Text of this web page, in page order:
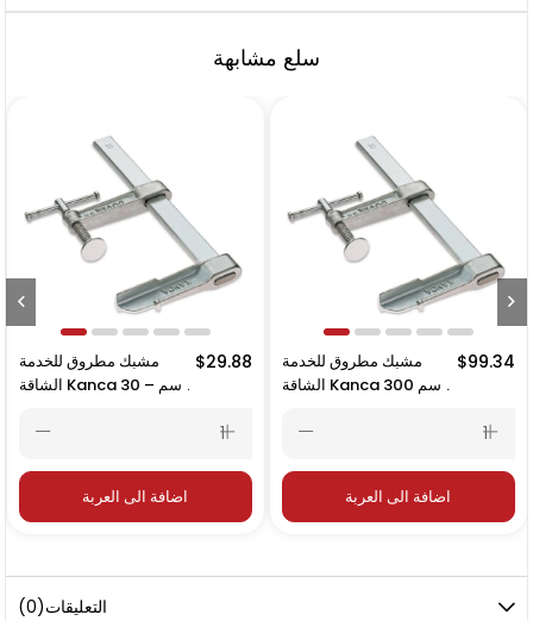
سلع مشابهة
مشبك مطروق للخدمة
الشاقة Kanca 30 سم –
$29.88
اضافة الى العربة
مشبك مطروق للخدمة
الشاقة Kanca 300 سم
$99.34
اضافة الى العربة
التعليقات(0)